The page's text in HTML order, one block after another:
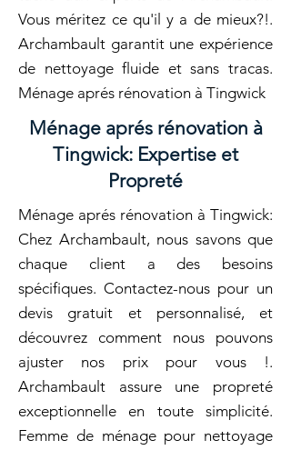
Vous méritez ce qu'il y a de mieux?!.
Archambault garantit une expérience
de nettoyage fluide et sans tracas.
Ménage aprés rénovation à Tingwick
Ménage aprés rénovation à
Tingwick: Expertise et
Propreté
Ménage aprés rénovation à Tingwick:
Chez Archambault, nous savons que
chaque client a des besoins
spécifiques. Contactez-nous pour un
devis gratuit et personnalisé, et
découvrez comment nous pouvons
ajuster nos prix pour vous !.
Archambault assure une propreté
exceptionnelle en toute simplicité.
Femme de ménage pour nettoyage